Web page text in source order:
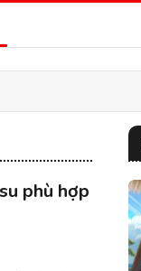
phù hợp